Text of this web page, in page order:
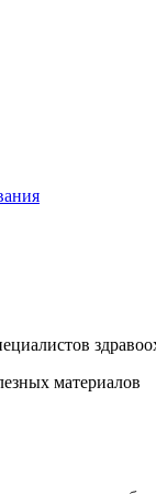
материалов